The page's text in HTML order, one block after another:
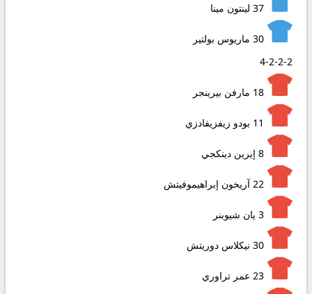
37 لينتون مينا
30 ماريوس بولتير
4-2-2-2
18 مارفن بيرينجر
11 بودو زيفزيفادزي
8 إيرين دينكجي
22 آريخون إبراهيموفيتش
3 يان شيوبنر
30 نيكلاس دوريتش
23 عمر تراوري